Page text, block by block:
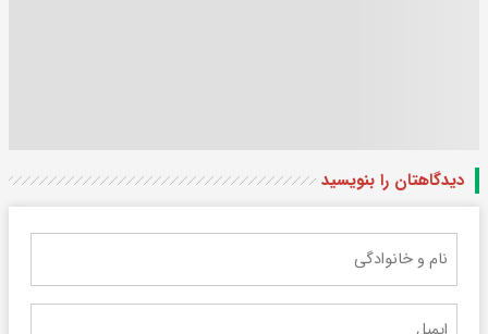
دیدگاهتان را بنویسید